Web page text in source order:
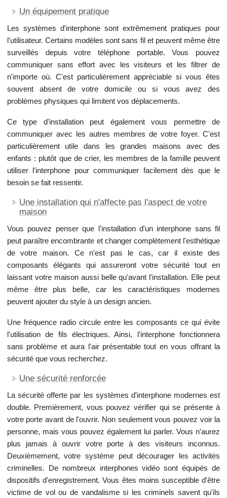
Un équipement pratique
Les systèmes d'interphone sont extrêmement pratiques pour
l'utilisateur. Certains modèles sont sans fil et peuvent même être
surveillés depuis votre téléphone portable. Vous pouvez
communiquer sans effort avec les visiteurs et les filtrer de
n'importe où. C'est particulièrement appréciable si vous êtes
souvent absent de votre domicile ou si vous avez des
problèmes physiques qui limitent vos déplacements.
Ce type d'installation peut également vous permettre de
communiquer avec les autres membres de votre foyer. C'est
particulièrement utile dans les grandes maisons avec des
enfants : plutôt que de crier, les membres de la famille peuvent
utiliser l'interphone pour communiquer facilement dès que le
besoin se fait ressentir.
Une installation qui n'affecte pas l'aspect de votre
maison
Vous pouvez penser que l'installation d'un interphone sans fil
peut paraître encombrante et changer complètement l'esthétique
de votre maison. Ce n'est pas le cas, car il existe des
composants élégants qui assureront votre sécurité tout en
laissant votre maison aussi belle qu'avant l'installation. Elle peut
même être plus belle, car les caractéristiques modernes
peuvent ajouter du style à un design ancien.
Une fréquence radio circule entre les composants ce qui évite
l'utilisation de fils électriques. Ainsi, l'interphone fonctionnera
sans problème et aura l'air présentable tout en vous offrant la
sécurité que vous recherchez.
Une sécurité renforcée
La sécurité offerte par les systèmes d'interphone modernes est
double. Premièrement, vous pouvez vérifier qui se présente à
votre porte avant de l'ouvrir. Non seulement vous pouvez voir la
personne, mais vous pouvez également lui parler. Vous n'aurez
plus jamais à ouvrir votre porte à des visiteurs inconnus.
Deuxièmement, votre système peut décourager les activités
criminelles. De nombreux interphones vidéo sont équipés de
dispositifs d'enregistrement. Vous êtes moins susceptible d'être
victime de vol ou de vandalisme si les criminels savent qu'ils